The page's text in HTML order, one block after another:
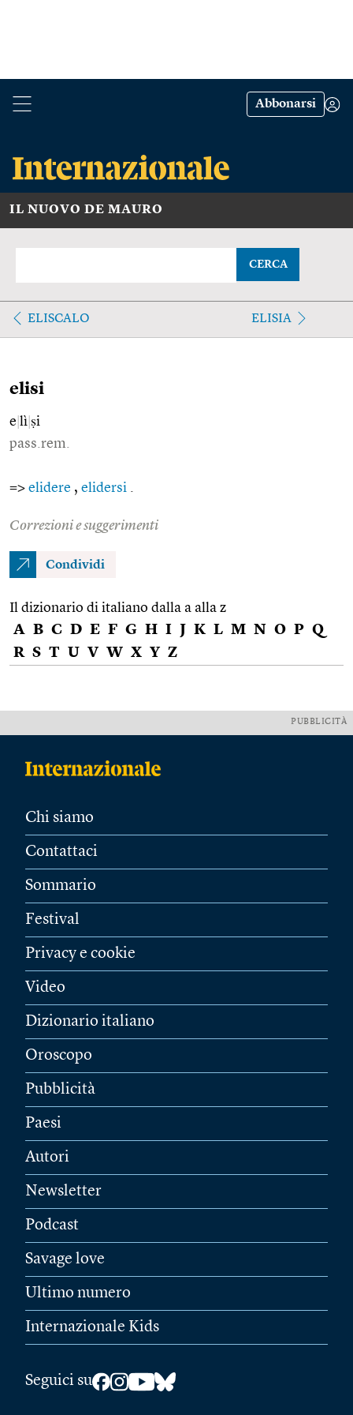
Abbonarsi
IL NUOVO DE MAURO
CERCA
ELISCALO ELISIA
elisi
e lì ṣi
pass.rem.
=> elidere , elidersi
Correzioni e suggerimenti
Condividi
Il dizionario di italiano dalla a alla z
A B C D E F G H I J K L M N O P Q
R S T U V W X Y Z
PUBBLICITÀ
Chi siamo
Contattaci
Sommario
Festival
Privacy e cookie
Video
Dizionario italiano
Oroscopo
Pubblicità
Paesi
Autori
Newsletter
Podcast
Savage love
Ultimo numero
Internazionale Kids
Seguici su